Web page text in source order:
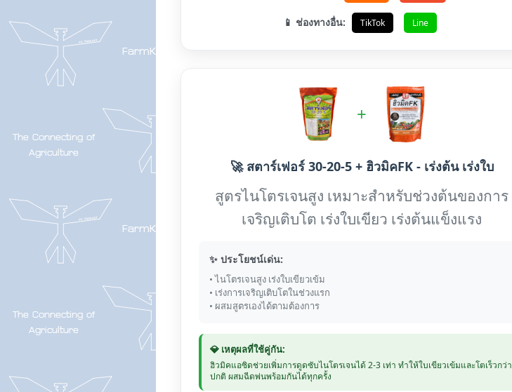
📱 ช่องทางอื่น: TikTok Line
+
🚀 สตาร์เฟอร์ 30-20-5 + ฮิวมิคFK - เร่งต้น เร่งใบ
สูตรไนโตรเจนสูง เหมาะสำหรับช่วงต้นของการ
เจริญเติบโต เร่งใบเขียว เร่งต้นแข็งแรง
✨ ประโยชน์เด่น:
• ไนโตรเจนสูง เร่งใบเขียวเข้ม
• เร่งการเจริญเติบโตในช่วงแรก
• ผสมสูตรเองได้ตามต้องการ
💎 เหตุผลที่ใช้คู่กัน:
ฮิวมิคแอซิดช่วยเพิ่มการดูดซับไนโตรเจนได้ 2-3 เท่า ทำให้ใบเขียวเข้มและโตเร็วกว่า
ปกติ ผสมฉีดพ่นพร้อมกันได้ทุกครั้ง